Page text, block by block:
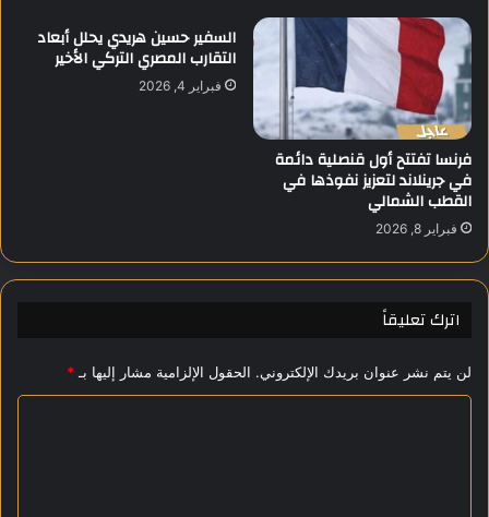
ث
ي
ر
ا
ل
ج
د
ل
و
ت
ت
فرنسا تفتتح أول قنصلية دائمة
في جرينلاند لتعزيز نفوذها في
القطب الشمالي
فبراير 8, 2026
السفير حسين هريدي يحلل أبعاد
التقارب المصري التركي الأخير
فبراير 4, 2026
اترك تعليقاً
لن يتم نشر عنوان بريدك الإلكتروني. الحقول الإلزامية مشار إليها بـ *